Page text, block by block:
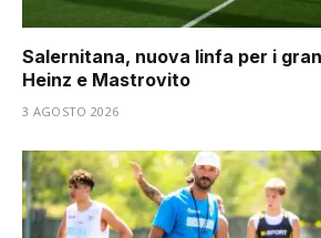
Salernitana, nuova linfa per i
Heinz e Mastrovito
3 AGOSTO 2026